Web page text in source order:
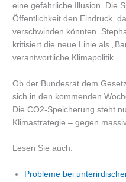
eine gefährliche Illusion. Die
Öffentlichkeit den Eindruck,
verschwinden könnten.
kritisiert die neue Linie als
verantwortliche Klimapolitik.
Ob der Bundesrat dem
sich in den kommenden
Die CO2-Speicherung steht
Klimastrategie – gegen
Lesen Sie auch:
Probleme bei